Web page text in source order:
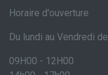
Horaire d'ouverture
Du lundi au Vendredi de
09H00 - 12H00